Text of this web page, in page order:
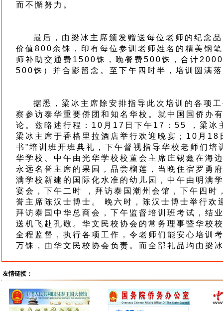
而不懈努力。
最后，由梁冰主席颁发赠送每位老师的纪念品
价值800余铢，印有每位参训老师姓名的精美钢
师补助交通费1500铢，晚餐费500铢，合计
500铢）并合影留念。至下午四时半，培训圆满
据悉，梁冰主席除安排指导此次培训的各项工
察参访泰华重要侨团和知名华校。就中国国侨办
论。兹略述行程：10月17日下午17：55 ，梁冰
梁冰主席于香格里拉酒店举行欢迎晚宴；10月
书”培训班开班典礼，下午督视指导华校老师们
华学校、中午由光华学校校董会主席庄锡鑫在海
永远名誉主席的果园，品尝榴莲，当晚住宿罗勇
满学校新建的国际化水准的幼儿园，中午由明满
宴会，下午二时 ，拜访泰国潮州会馆，下午四时
誉主席陈汉士博士。 晚六时，陈汉士博士举行
拜访泰国中华总商会，下午监督培训班考试，
送机飞赴孔敬。华文民校协会的常务理事暨华校
全程监督，执行各项工作，令老师们能安心培训
万铢，由华文民校协会负责。而全部礼品均由梁
友情链接：